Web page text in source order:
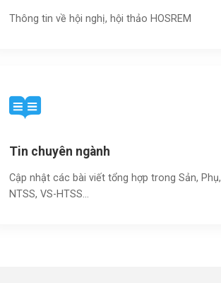
Thông tin về hội nghị, hội thảo HOSREM
Tin chuyên ngành
Cập nhật các bài viết tổng hợp trong Sản, Phụ,
NTSS, VS-HTSS...